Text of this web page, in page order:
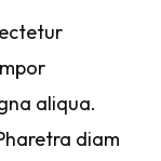
aliqua.
diam